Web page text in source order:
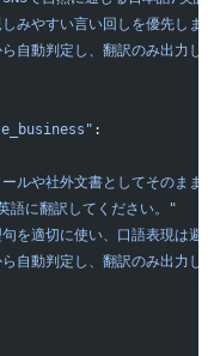
みやすい言い回しを優先しま
動判定し、翻訳のみ出力し
:
や社外文書としてそのまま
に翻訳してください。"
適切に使い、口語表現は避
動判定し、翻訳のみ出力し